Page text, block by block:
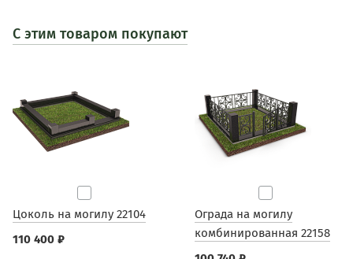
С этим товаром покупают
Цоколь на могилу 22104
110 400 ₽
Ограда на могилу
комбинированная 22158